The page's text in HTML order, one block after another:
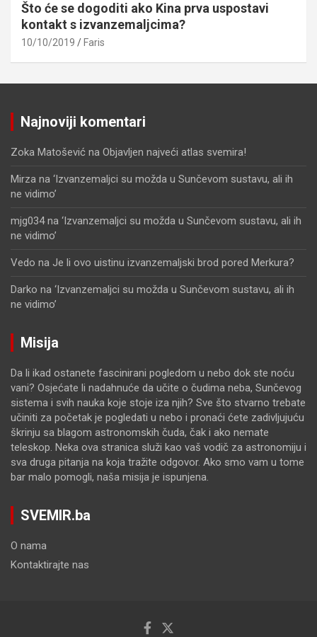
Što će se dogoditi ako Kina prva uspostavi
kontakt s izvanzemaljcima?
10/10/2019 Faris
Najnoviji komentari
Zoka Matošević na Objavljen najveći atlas svemira!
Mirza na ‘Izvanzemaljci su možda u Sunčevom sustavu, ali ih
ne vidimo’
mjg034na ‘Izvanzemaljci su možda u Sunčevom sustavu, ali ih
ne vidimo’
Vedo na Je li ovo uistinu izvanzemaljski brod pored Merkura?
Darko na ‘Izvanzemaljci su možda u Sunčevom sustavu, ali ih
ne vidimo’
Misija
Da li ikad ostanete fascinirani pogledom u nebo dok ste noću
vani? Osjećate li nadahnuće da učite o čudima neba, Sunčevog
sistema i svih nauka koje stoje iza njih? Sve što stvarno trebate
učiniti za početak je pogledati u nebo i pronaći ćete zadivljujuću
škrinju sa blagom astronomskih čuda, čak i ako nemate
teleskop. Neka ova stranica služi kao vaš vodič za astronomiju i
sva druga pitanja na koja tražite odgovor. Ako smo vam u tome
bar malo pomogli, naša misija je ispunjena.
SVEMIR.ba
O nama
Kontaktirajte nas